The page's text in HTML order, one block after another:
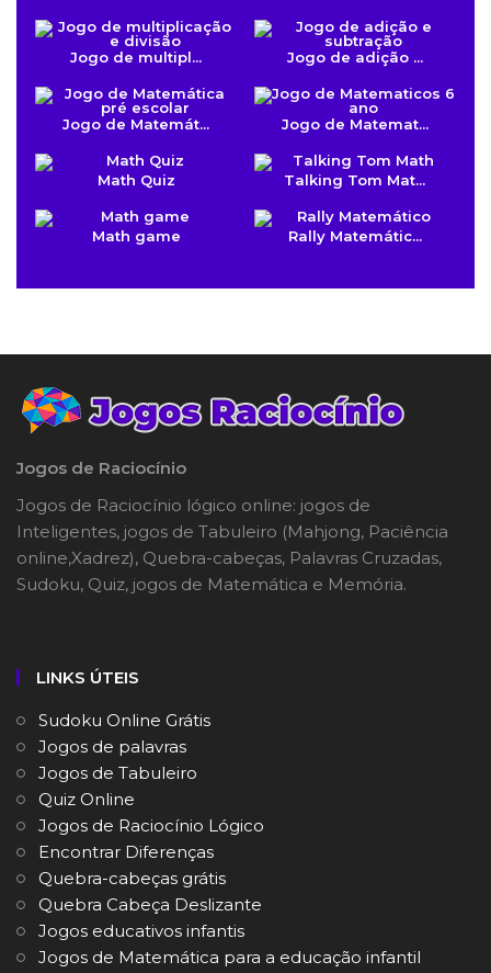
Jogo de multipl... Jogo de adição ...
Jogo de Matemát... Jogo de Matemat...
Math Quiz Talking Tom Mat...
Math game Rally Matemátic...
Jogos de Raciocínio
Jogos de Raciocínio lógico online: jogos de
Inteligentes, jogos de Tabuleiro (Mahjong, Paciência
online,Xadrez), Quebra-cabeças, Palavras Cruzadas,
Sudoku, Quiz, jogos de Matemática e Memória.
LINKS ÚTEIS
Sudoku Online Grátis
Jogos de palavras
Jogos de Tabuleiro
Quiz Online
Jogos de Raciocínio Lógico
Encontrar Diferenças
Quebra-cabeças grátis
Quebra Cabeça Deslizante
Jogos educativos infantis
Jogos de Matemática para a educação infantil